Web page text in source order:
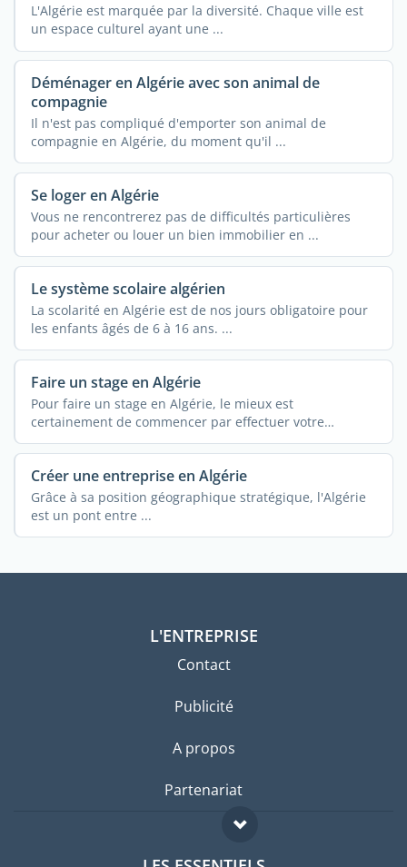
L'Algérie est marquée par la diversité. Chaque ville est
un espace culturel ayant une ...
Déménager en Algérie avec son animal de
compagnie
Il n'est pas compliqué d'emporter son animal de
compagnie en Algérie, du moment qu'il ...
Se loger en Algérie
Vous ne rencontrerez pas de difficultés particulières
pour acheter ou louer un bien immobilier en ...
Le système scolaire algérien
La scolarité en Algérie est de nos jours obligatoire pour
les enfants âgés de 6 à 16 ans. ...
Faire un stage en Algérie
Pour faire un stage en Algérie, le mieux est
certainement de commencer par effectuer votre
recherche en ...
Créer une entreprise en Algérie
Grâce à sa position géographique stratégique, l'Algérie
est un pont entre ...
L'ENTREPRISE
Contact
Publicité
A propos
Partenariat